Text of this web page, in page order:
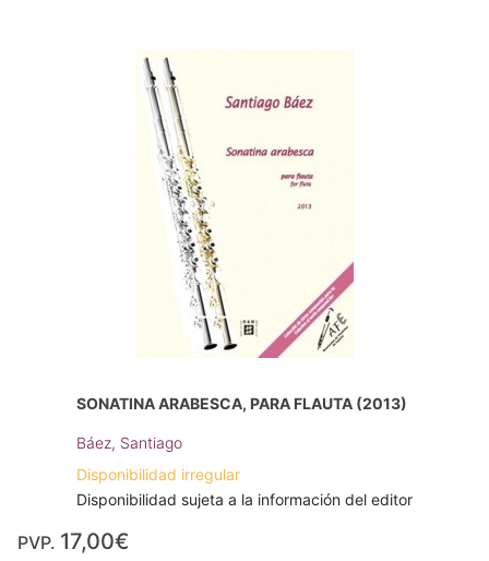
SONATINA ARABESCA, PARA FLAUTA (2013)
Báez, Santiago
Disponibilidad irregular
Disponibilidad sujeta a la información del editor
PVP. 17,00€